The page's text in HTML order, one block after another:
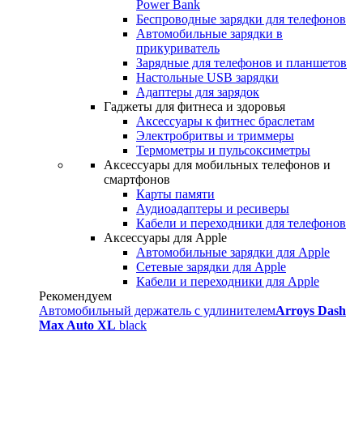
Power Bank
Беспроводные зарядки для телефонов
Автомобильные зарядки в
прикуриватель
Зарядные для телефонов и планшетов
Настольные USB зарядки
Адаптеры для зарядок
Гаджеты для фитнеса и здоровья
Аксессуары к фитнес браслетам
Электробритвы и триммеры
Термометры и пульсоксиметры
Аксессуары для мобильных телефонов и
смартфонов
Карты памяти
Аудиоадаптеры и ресиверы
Кабели и переходники для телефонов
Аксессуары для Apple
Автомобильные зарядки для Apple
Сетевые зарядки для Apple
Кабели и переходники для Apple
Рекомендуем
Автомобильный держатель с удлинителемArroys Dash
Max Auto XL black